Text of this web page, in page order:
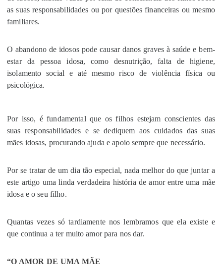
as suas responsabilidades ou por questões financeiras ou mesmo
familiares.
O abandono de idosos pode causar danos graves à saúde e bem-
estar da pessoa idosa, como desnutrição, falta de higiene,
isolamento social e até mesmo risco de violência física ou
psicológica.
Por isso, é fundamental que os filhos estejam conscientes das
suas responsabilidades e se dediquem aos cuidados das suas
mães idosas, procurando ajuda e apoio sempre que necessário.
Por se tratar de um dia tão especial, nada melhor do que juntar a
este artigo uma linda verdadeira história de amor entre uma mãe
idosa e o seu filho.
Quantas vezes só tardiamente nos lembramos que ela existe e
que continua a ter muito amor para nos dar.
“O AMOR DE UMA MÃE